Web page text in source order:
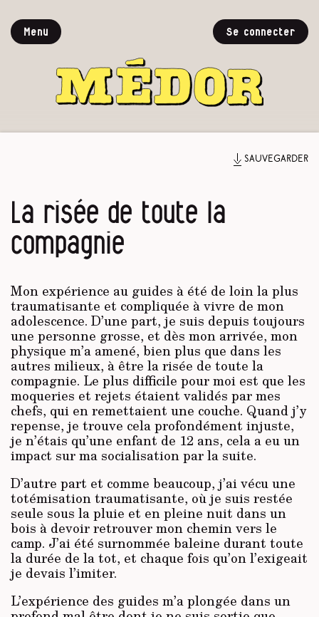
Menu Se connecter
Sauvegarder
La risée de toute la
compagnie
Mon expérience au guides à été de loin la plus
traumatisante et compliquée à vivre de mon
adolescence. D’une part, je suis depuis toujours
une personne grosse, et dès mon arrivée, mon
physique m’a amené, bien plus que dans les
autres milieux, à être la risée de toute la
compagnie. Le plus difficile pour moi est que les
moqueries et rejets étaient validés par mes
chefs, qui en remettaient une couche. Quand j’y
repense, je trouve cela profondément injuste,
je n’étais qu’une enfant de 12 ans, cela a eu un
impact sur ma socialisation par la suite.
D’autre part et comme beaucoup, j’ai vécu une
totémisation traumatisante, où je suis restée
seule sous la pluie et en pleine nuit dans un
bois à devoir retrouver mon chemin vers le
camp. J’ai été surnommée baleine durant toute
la durée de la tot, et chaque fois qu’on l’exigeait
je devais l’imiter.
L’expérience des guides m’a plongée dans un